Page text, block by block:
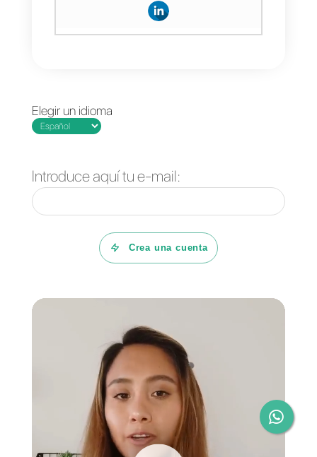
Google My Business, no notarás
gran diferencia en ambos más
Callbell: el complemento
perfecto
Callbelles una herramienta